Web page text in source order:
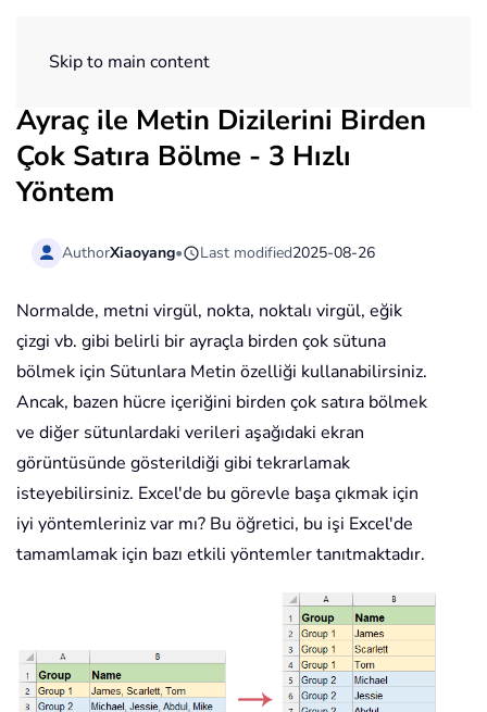
Skip to main content
Ayraç ile Metin Dizilerini Birden
Çok Satıra Bölme - 3 Hızlı
Yöntem
AuthorXiaoyang• Last modified2025-08-26
Normalde, metni virgül, nokta, noktalı virgül, eğik
çizgi vb. gibi belirli bir ayraçla birden çok sütuna
bölmek için Sütunlara Metin özelliği kullanabilirsiniz.
Ancak, bazen hücre içeriğini birden çok satıra bölmek
ve diğer sütunlardaki verileri aşağıdaki ekran
görüntüsünde gösterildiği gibi tekrarlamak
isteyebilirsiniz. Excel'de bu görevle başa çıkmak için
iyi yöntemleriniz var mı? Bu öğretici, bu işi Excel'de
tamamlamak için bazı etkili yöntemler tanıtmaktadır.